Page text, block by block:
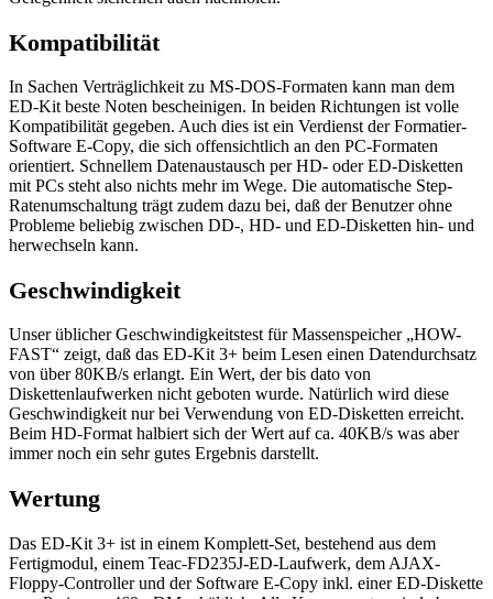
Kompatibilität
In Sachen Verträglichkeit zu MS-DOS-Formaten kann man dem
ED-Kit beste Noten bescheinigen. In beiden Richtungen ist volle
Kompatibilität gegeben. Auch dies ist ein Verdienst der Formatier-
Software E-Copy, die sich offensichtlich an den PC-Formaten
orientiert. Schnellem Datenaustausch per HD- oder ED-Disketten
mit PCs steht also nichts mehr im Wege. Die automatische Step-
Ratenumschaltung trägt zudem dazu bei, daß der Benutzer ohne
Probleme beliebig zwischen DD-, HD- und ED-Disketten hin- und
herwechseln kann.
Geschwindigkeit
Unser üblicher Geschwindigkeitstest für Massenspeicher „HOW-
FAST“ zeigt, daß das ED-Kit 3+ beim Lesen einen Datendurchsatz
von über 80KB/s erlangt. Ein Wert, der bis dato von
Diskettenlaufwerken nicht geboten wurde. Natürlich wird diese
Geschwindigkeit nur bei Verwendung von ED-Disketten erreicht.
Beim HD-Format halbiert sich der Wert auf ca. 40KB/s was aber
immer noch ein sehr gutes Ergebnis darstellt.
Wertung
Das ED-Kit 3+ ist in einem Komplett-Set, bestehend aus dem
Fertigmodul, einem Teac-FD235J-ED-Laufwerk, dem AJAX-
Floppy-Controller und der Software E-Copy inkl. einer ED-Diskette